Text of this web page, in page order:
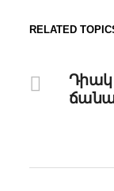
RELATED
Դիակ